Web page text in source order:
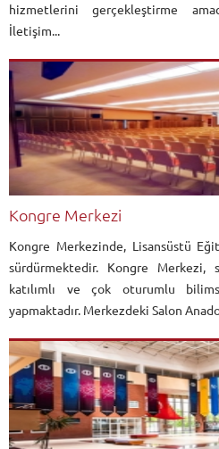
hizmetlerini gerçekleştirme
İletişim...
Kongre Merkezi
Kongre Merkezinde, Lisansüstü
sürdürmektedir. Kongre Merkezi,
katılımlı ve çok oturumlu
yapmaktadır. Merkezdeki Salon